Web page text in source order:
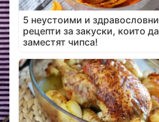
5 неустоими и здравословни
рецепти за закуски, които да
заместят чипса!